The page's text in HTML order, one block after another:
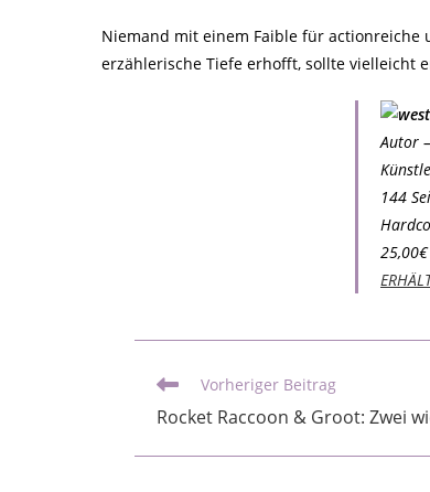
Niemand mit einem Faible für actionreiche
erzählerische Tiefe erhofft, sollte vielleicht
Autor
144
25,00€
Vorheriger Beitrag
Rocket Raccoon & Groot: Zwei